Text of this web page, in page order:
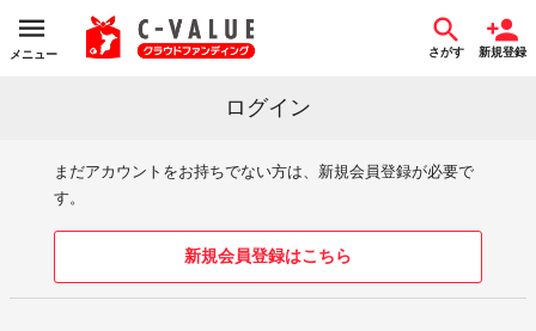
メニュー さがす 新規登録
ログイン
まだアカウントをお持ちでない方は、新規会員登録が必要で
す。
新規会員登録はこちら